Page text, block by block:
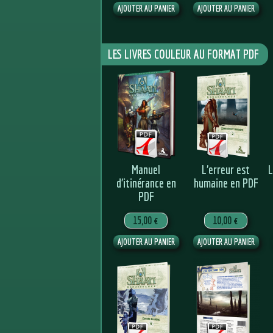
LES LIVRES COULEUR AU FORMAT PDF
Manuel
d’itinérance en
PDF
15,00 €
L’erreur est
humaine en PDF
10,00 €